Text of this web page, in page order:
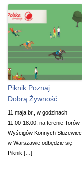
Piknik Poznaj
Dobrą Żywność
11 maja br., w godzinach
11.00-18.00, na terenie Torów
Wyścigów Konnych Służewiec
w Warszawie odbędzie się
Piknik […]